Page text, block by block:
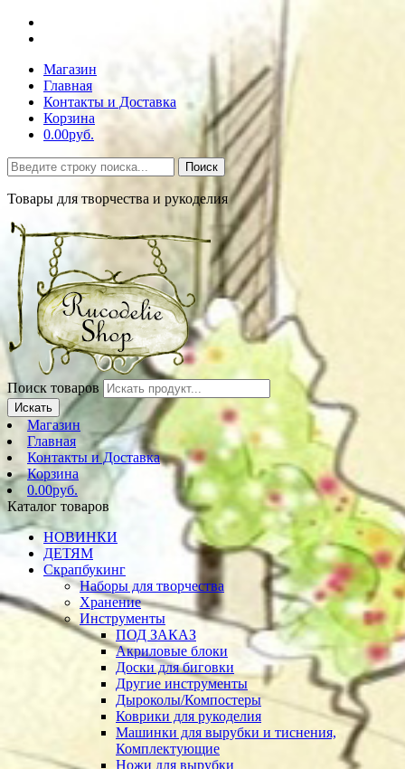
Магазин
Главная
Контакты и Доставка
Корзина
0.00руб.
Поиск
Товары для творчества и рукоделия
Поиск товаров
Искать
Магазин
Главная
Контакты и Доставка
Корзина
0.00руб.
Каталог товаров
НОВИНКИ
ДЕТЯМ
Скрапбукинг
Наборы для творчества
Хранение
Инструменты
ПОД ЗАКАЗ
Акриловые блоки
Доски для биговки
Другие инструменты
Дыроколы/Компостеры
Коврики для рукоделия
Машинки для вырубки и тиснения,
Комплектующие
Ножи для вырубки